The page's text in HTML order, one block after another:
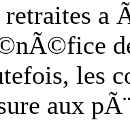
retraites a
les
aux